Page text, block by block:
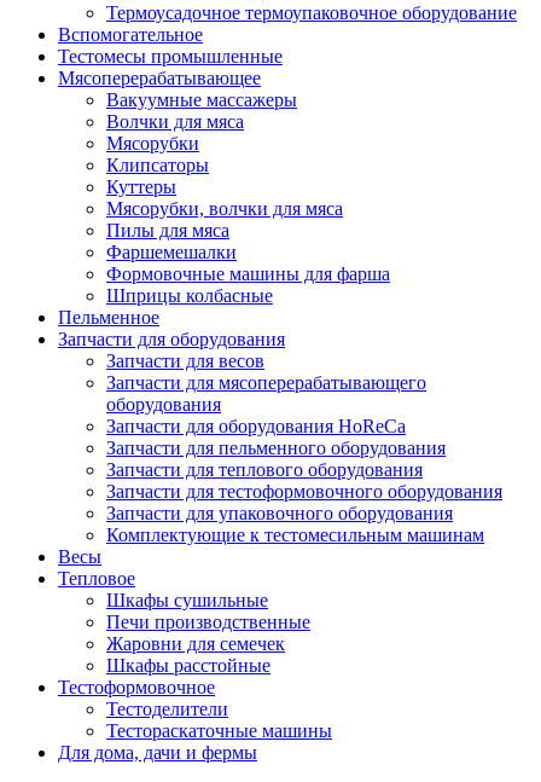
Термоусадочное термоупаковочное оборудование
Вспомогательное
Тестомесы промышленные
Мясоперерабатывающее
Вакуумные массажеры
Волчки для мяса
Мясорубки
Клипсаторы
Куттеры
Мясорубки, волчки для мяса
Пилы для мяса
Фаршемешалки
Формовочные машины для фарша
Шприцы колбасные
Пельменное
Запчасти для оборудования
Запчасти для весов
Запчасти для мясоперерабатывающего
оборудования
Запчасти для оборудования HoReCa
Запчасти для пельменного оборудования
Запчасти для теплового оборудования
Запчасти для тестоформовочного оборудования
Запчасти для упаковочного оборудования
Комплектующие к тестомесильным машинам
Весы
Тепловое
Шкафы сушильные
Печи производственные
Жаровни для семечек
Шкафы расстойные
Тестоформовочное
Тестоделители
Тестораскаточные машины
Для дома, дачи и фермы